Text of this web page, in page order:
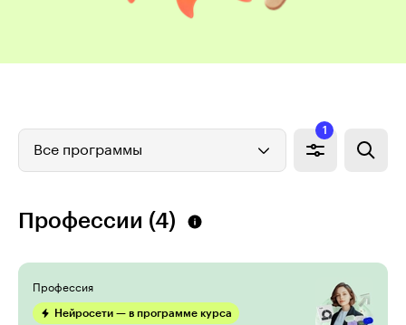
Все программы
1
Профессии (4)
Профессия
Нейросети — в программе курса